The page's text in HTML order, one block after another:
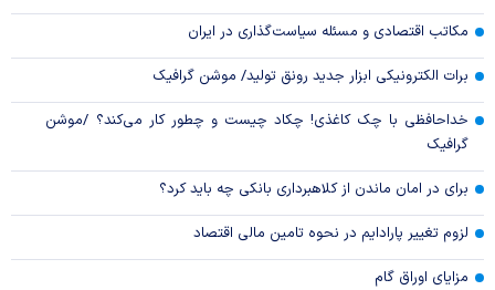
مکاتب اقتصادی و مسئله سیاست‌گذاری در ایران
برات الکترونیکی ابزار جدید رونق تولید/ موشن گرافیک
خداحافظی با چک کاغذی! چکاد چیست و چطور کار می‌کند؟ /موشن
گرافیک
برای در امان ماندن از کلاهبرداری بانکی چه باید کرد؟
لزوم تغییر پارادایم در نحوه تامین مالی اقتصاد
مزایای اوراق گام